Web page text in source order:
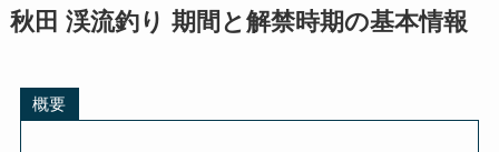
秋田 渓流釣り 期間と解禁時期の基本情報
概要